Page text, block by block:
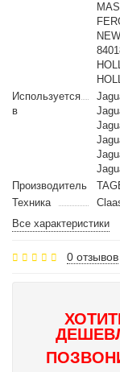
Используется
в
Производитель
Техника
Все характеристики
0 отзывов